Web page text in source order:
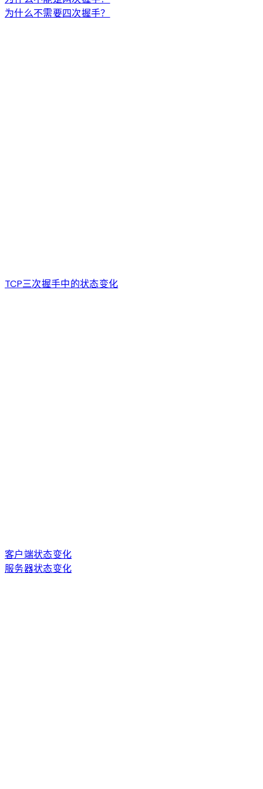
为什么不需要四次握手？
TCP三次握手中的状态变化
客户端状态变化
服务器状态变化